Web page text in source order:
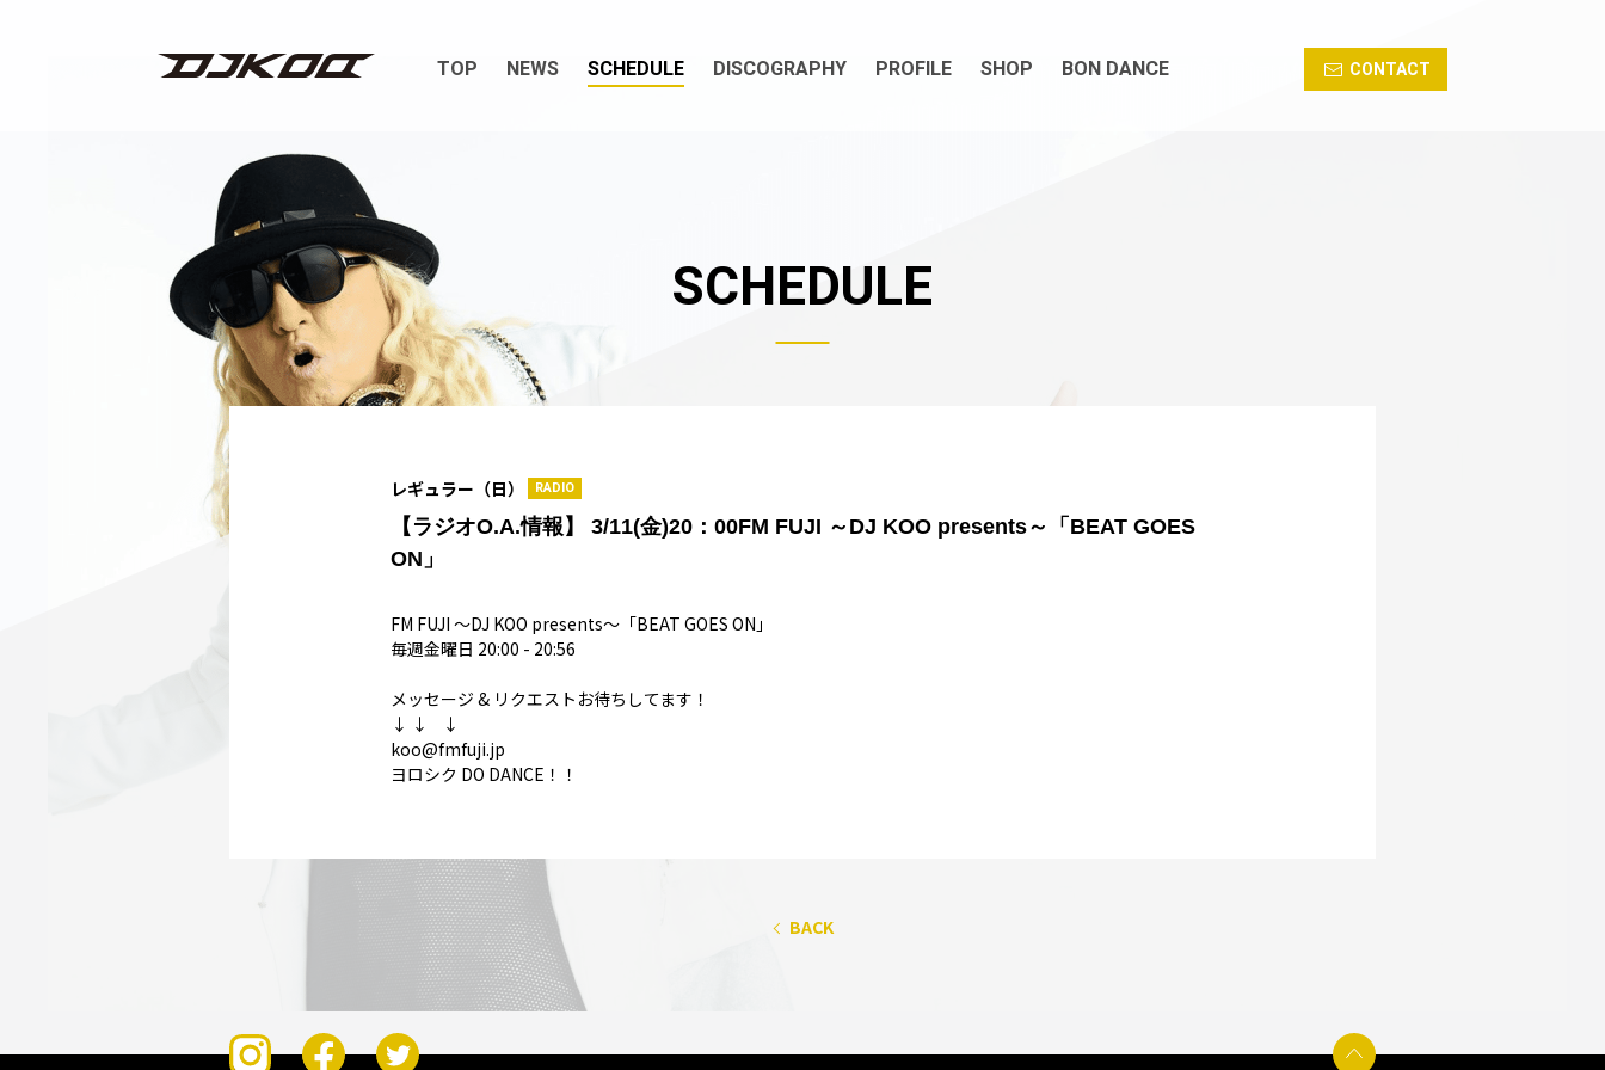
TOP NEWS SCHEDULE DISCOGRAPHY PROFILE SHOP BON DANCE CONTACT
SCHEDULE
レギュラー（日） RADIO
【ラジオO.A.情報】 3/11(金)20：00FM FUJI ～DJ KOO presents～「BEAT GOES
ON」
FM FUJI ～DJ KOO presents～「BEAT GOES ON」
毎週金曜日 20:00 - 20:56
メッセージ & リクエストお待ちしてます！
↓ ↓ ↓
koo@fmfuji.jp
ヨロシク DO DANCE！！
BACK